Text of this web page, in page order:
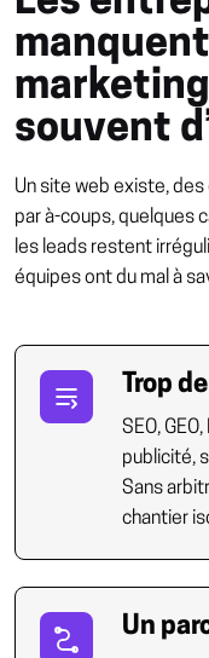
souvent
Un site web existe,
par à-coups, quelques
les leads restent
équipes ont du mal à
Trop
SEO,
publicité,
Sans
chantier
Un